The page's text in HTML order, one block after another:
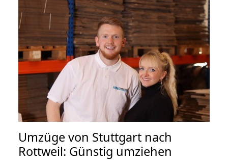
Umzüge von Stuttgart nach
Rottweil: Günstig umziehen